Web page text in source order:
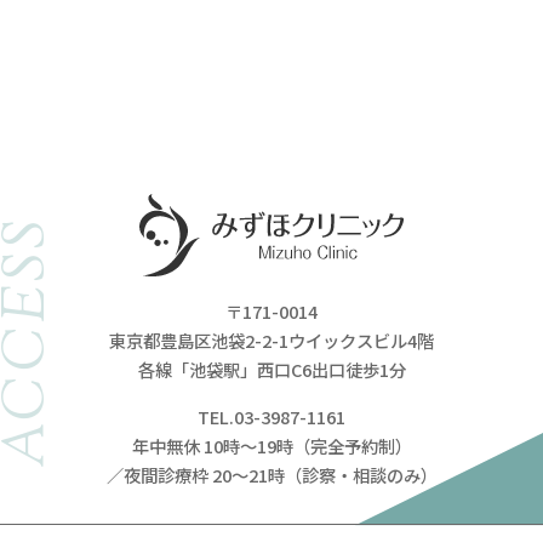
〒171-0014
東京都豊島区池袋2-2-1ウイックスビル4階
各線「池袋駅」西口C6出口徒歩1分
TEL.03-3987-1161
年中無休 10時～19時（完全予約制）
／夜間診療枠 20～21時（診察・相談のみ）